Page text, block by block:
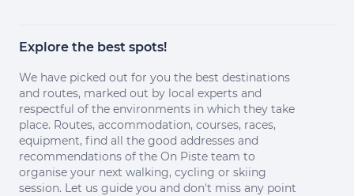
Explore the best spots!
We have picked out for you the best destinations
and routes, marked out by local experts and
respectful of the environments in which they take
place. Routes, accommodation, courses, races,
equipment, find all the good addresses and
recommendations of the On Piste team to
organise your next walking, cycling or skiing
session. Let us guide you and don't miss any point